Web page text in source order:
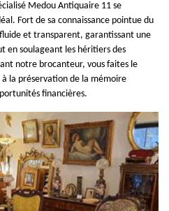
Medou Antiquaire 11 se
Fort de sa connaissance pointue du
et transparent, garantissant une
en soulageant les héritiers des
notre brocanteur, vous faites le
la préservation de la mémoire
financières.